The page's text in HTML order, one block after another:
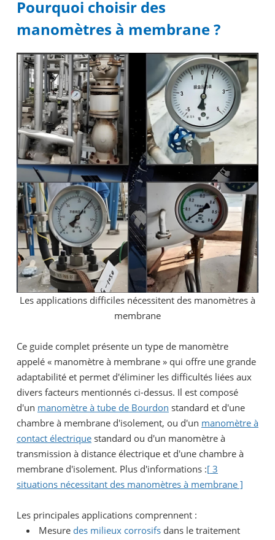
Pourquoi choisir des
manomètres à membrane ?
Les applications difficiles nécessitent des manomètres à
membrane
Ce guide complet présente un type de manomètre
appelé « manomètre à membrane » qui offre une grande
adaptabilité et permet d'éliminer les difficultés liées aux
divers facteurs mentionnés ci-dessus. Il est composé
d'un manomètre à tube de Bourdon standard et d'une
chambre à membrane d'isolement, ou d'un manomètre à
contact électrique standard ou d'un manomètre à
transmission à distance électrique et d'une chambre à
membrane d'isolement. Plus d'informations :[ 3
situations nécessitant des manomètres à membrane ]
Les principales applications comprennent :
Mesure des milieux corrosifsdans le traitement